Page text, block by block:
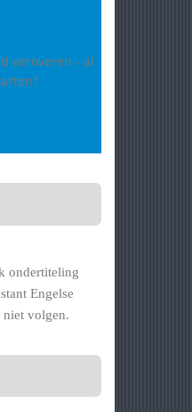
veroveren - al
ondertiteling
Engelse
volgen.